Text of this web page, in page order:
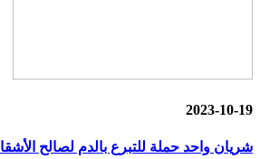
2023-10-19
شريان واحد حملة للتبرع بالدم لصالح